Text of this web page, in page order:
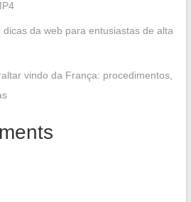
da web para entusiastas de alta
vindo da França: procedimentos,